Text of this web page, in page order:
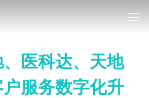
医科达、天地
服务数字化升